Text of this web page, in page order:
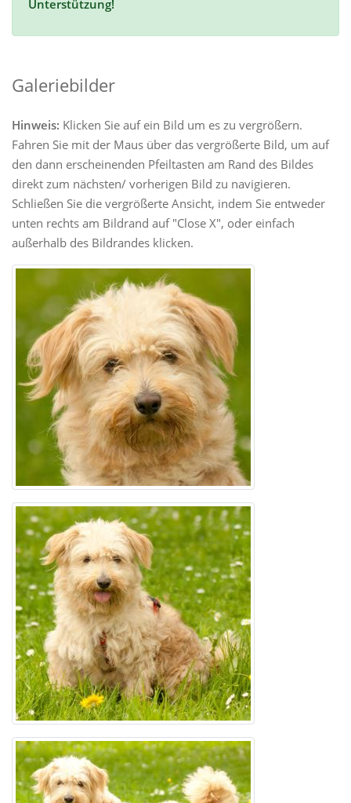
Unterstützung!
Galeriebilder
Hinweis: Klicken Sie auf ein Bild um es zu vergrößern.
Fahren Sie mit der Maus über das vergrößerte Bild, um auf
den dann erscheinenden Pfeiltasten am Rand des Bildes
direkt zum nächsten/ vorherigen Bild zu navigieren.
Schließen Sie die vergrößerte Ansicht, indem Sie entweder
unten rechts am Bildrand auf "Close X", oder einfach
außerhalb des Bildrandes klicken.